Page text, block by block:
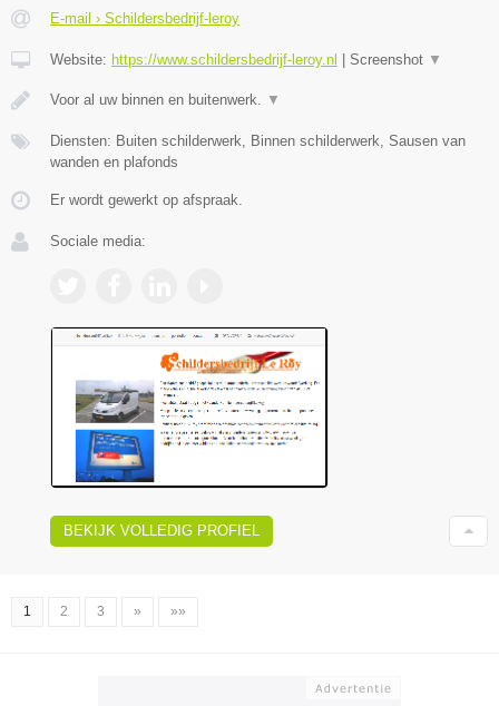
E-mail › Schildersbedrijf-leroy
Website: https://www.schildersbedrijf-leroy.nl | Screenshot ▼
Voor al uw binnen en buitenwerk. ▼
Diensten: Buiten schilderwerk, Binnen schilderwerk, Sausen van
wanden en plafonds
Er wordt gewerkt op afspraak.
Sociale media:
BEKIJK VOLLEDIG PROFIEL
1 2 3 » »»